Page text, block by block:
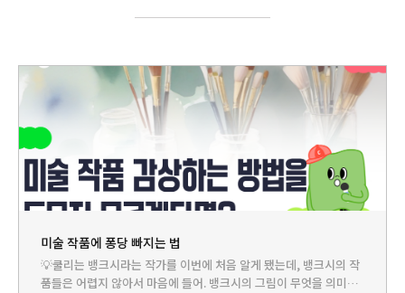
미술 작품에 퐁당 빠지는 법
💡쿨리는 뱅크시라는 작가를 이번에 처음 알게 됐는데, 뱅크시의 작
품들은 어렵지 않아서 마음에 들어. 뱅크시의 그림이 무엇을 의미하